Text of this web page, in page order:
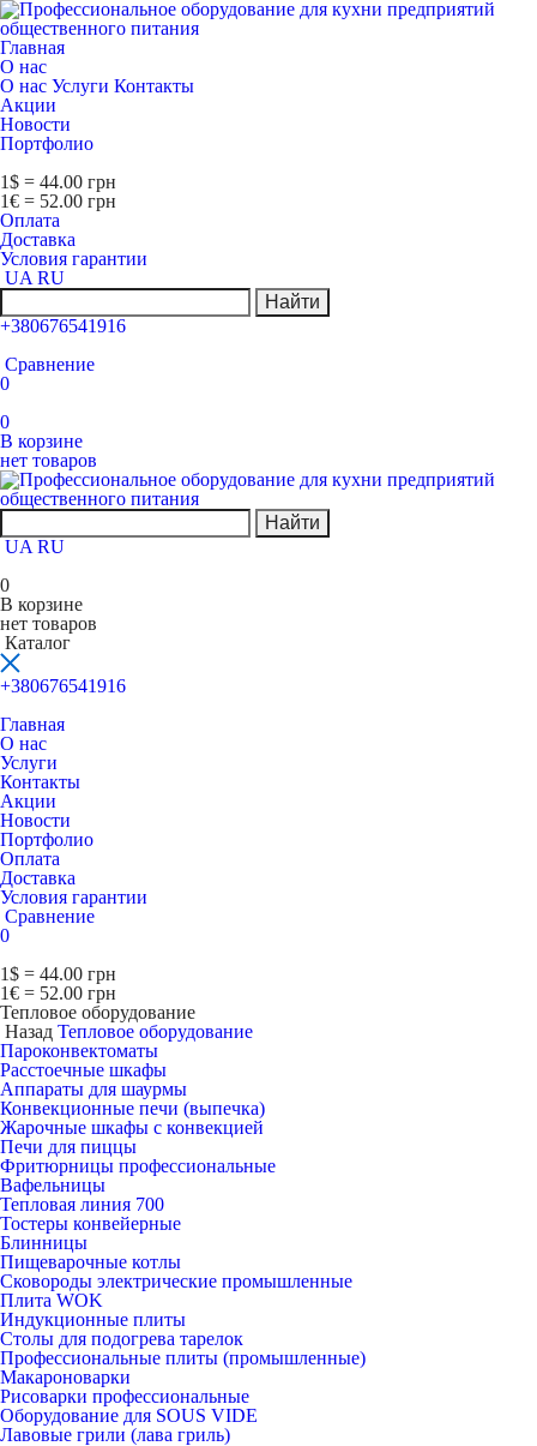
Главная
О нас
О нас Услуги Контакты
Акции
Новости
Портфолио
1$ = 44.00 грн
1€ = 52.00 грн
Оплата
Доставка
Условия гарантии
UA RU
Найти
+380676541916
Сравнение
0
0
В корзине
нет товаров
Найти
UA RU
0
В корзине
нет товаров
Каталог
+380676541916
Главная
О нас
Услуги
Контакты
Акции
Новости
Портфолио
Оплата
Доставка
Условия гарантии
Сравнение
0
1$ = 44.00 грн
1€ = 52.00 грн
Тепловое оборудование
Назад Тепловое оборудование
Пароконвектоматы
Расcтоечные шкафы
Аппараты для шаурмы
Конвекционные печи (выпечка)
Жарочные шкафы с конвекцией
Печи для пиццы
Фритюрницы профессиональные
Вафельницы
Тепловая линия 700
Тостеры конвейерные
Блинницы
Пищеварочные котлы
Сковороды электрические промышленные
Плита WOK
Индукционные плиты
Столы для подогрева тарелок
Профессиональные плиты (промышленные)
Макароноварки
Рисоварки профессиональные
Оборудование для SOUS VIDE
Лавовые грили (лава гриль)